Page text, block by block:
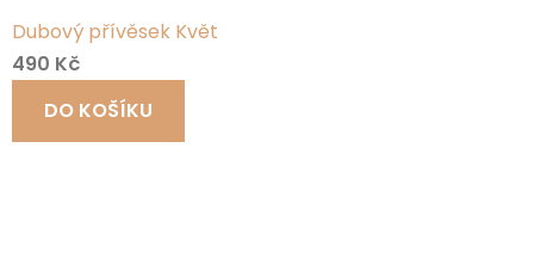
Dubový přívěsek Květ
490 Kč
DO KOŠÍKU